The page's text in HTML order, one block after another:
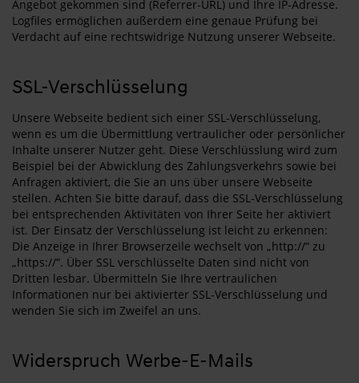
Angebot gekommen sind (Referrer-URL) und Ihre IP-Adresse.
Logfiles ermöglichen außerdem eine genaue Prüfung bei
Verdacht auf eine rechtswidrige Nutzung unserer Webseite.
SSL-Verschlüsselung
Unsere Webseite bedient sich einer SSL-Verschlüsselung,
wenn es um die Übermittlung vertraulicher oder persönlicher
Inhalte unserer Nutzer geht. Diese Verschlüsslung wird zum
Beispiel bei der Abwicklung des Zahlungsverkehrs sowie bei
Anfragen aktiviert, die Sie an uns über unsere Webseite
stellen. Achten Sie bitte darauf, dass die SSL-Verschlüsselung
bei entsprechenden Aktivitäten von Ihrer Seite her aktiviert
ist. Der Einsatz der Verschlüsselung ist leicht zu erkennen:
Die Anzeige in Ihrer Browserzeile wechselt von „http://“ zu
„https://“. Über SSL verschlüsselte Daten sind nicht von
Dritten lesbar. Übermitteln Sie Ihre vertraulichen
Informationen nur bei aktivierter SSL-Verschlüsselung und
wenden Sie sich im Zweifel an uns.
Widerspruch Werbe-E-Mails